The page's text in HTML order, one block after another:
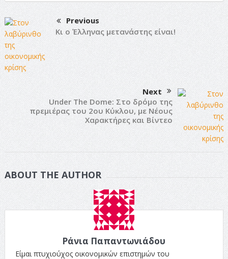
Previous
Κι ο Έλληνας μετανάστης είναι!
Next
Under The Dome: Στο δρόμο της
πρεμιέρας του 2ου Κύκλου, με Νέους
Χαρακτήρες και Βίντεο
ABOUT THE AUTHOR
Ράνια Παπαντωνιάδου
Είμαι πτυχιούχος οικονομικών επιστημών του